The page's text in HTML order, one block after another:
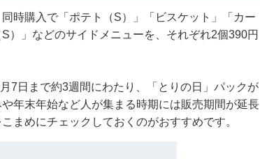
時購入で「ポテト（S）」「ビスケット」「カー
）」などのサイドメニューを、それぞれ2個390円
7日まで約3週間にわたり、「とりの日」パックが
年末年始など人が集まる時期には販売期間が延長
まめにチェックしておくのがおすすめです。